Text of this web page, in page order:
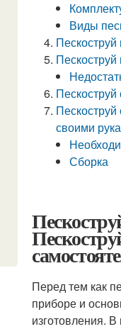
Виды
Пескоструй
своими
Сборка
Перед тем как
приборе и
изготовления.